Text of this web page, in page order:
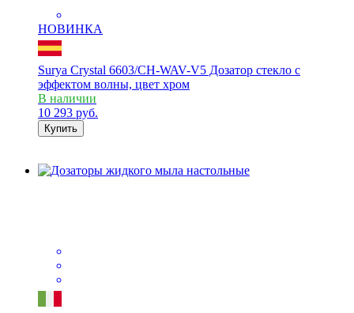
НОВИНКА
Surya Crystal 6603/CH-WAV-V5 Дозатор стекло с
эффектом волны, цвет хром
В наличии
10 293 руб.
Купить